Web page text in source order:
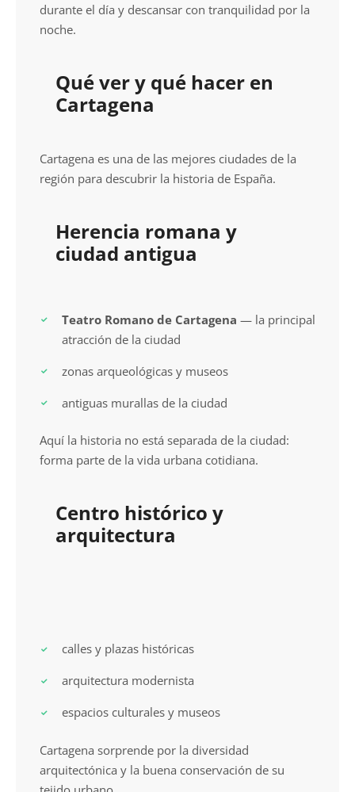
durante el día y descansar con tranquilidad por la
noche.
Qué ver y qué hacer en
Cartagena
Cartagena es una de las mejores ciudades de la
región para descubrir la historia de España.
Herencia romana y
ciudad antigua
Teatro Romano de Cartagena — la principal
atracción de la ciudad
zonas arqueológicas y museos
antiguas murallas de la ciudad
Aquí la historia no está separada de la ciudad:
forma parte de la vida urbana cotidiana.
Centro histórico y
arquitectura
calles y plazas históricas
arquitectura modernista
espacios culturales y museos
Cartagena sorprende por la diversidad
arquitectónica y la buena conservación de su